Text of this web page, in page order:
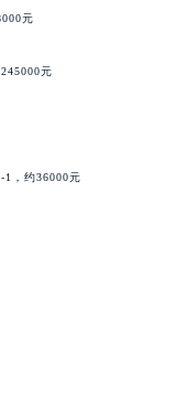
元
元
1，约36000元